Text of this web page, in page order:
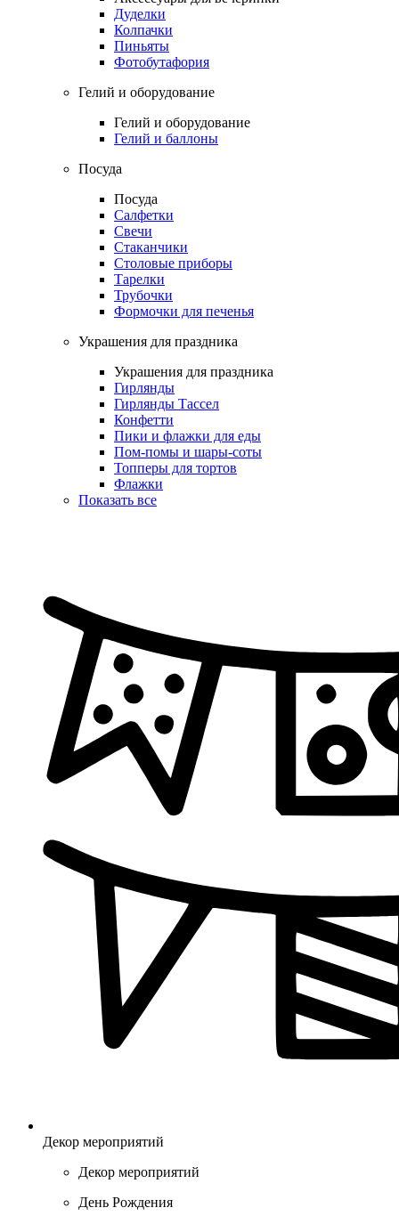
Дуделки
Колпачки
Пиньяты
Фотобутафория
Гелий и оборудование
Гелий и оборудование
Гелий и баллоны
Посуда
Посуда
Салфетки
Свечи
Стаканчики
Столовые приборы
Тарелки
Трубочки
Формочки для печенья
Украшения для праздника
Украшения для праздника
Гирлянды
Гирлянды Тассел
Конфетти
Пики и флажки для еды
Пом-помы и шары-соты
Топперы для тортов
Флажки
Показать все
Декор мероприятий
Декор мероприятий
День Рождения